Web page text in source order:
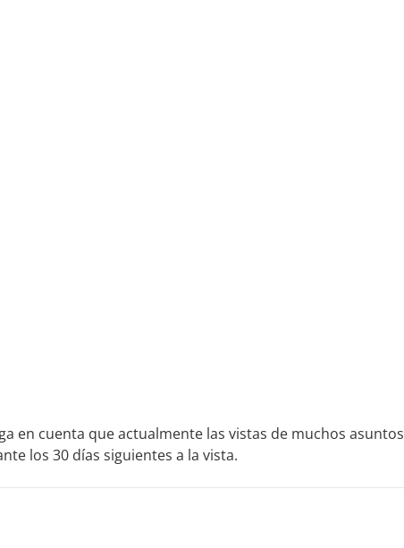
en cuenta que actualmente las vistas de muchos asuntos
los 30 días siguientes a la vista.